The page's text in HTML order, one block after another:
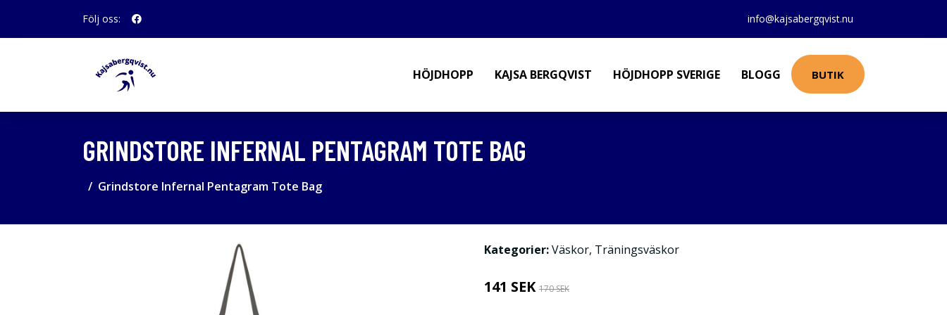
Följ oss: info@kajsabergqvist.nu
HÖJDHOPP KAJSA BERGQVIST HÖJDHOPP SVERIGE BLOGG BUTIK
GRINDSTORE INFERNAL PENTAGRAM TOTE BAG
Grindstore Infernal Pentagram Tote Bag
Kategorier:Väskor, Träningsväskor
141 SEK 170 SEK